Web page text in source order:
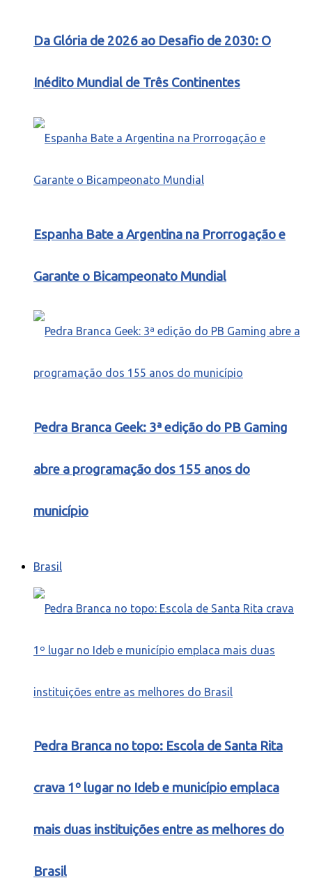
Da Glória de 2026 ao Desafio de 2030: O
Inédito Mundial de Três Continentes
Espanha Bate a Argentina na Prorrogação e
Garante o Bicampeonato Mundial
Pedra Branca Geek: 3ª edição do PB Gaming
abre a programação dos 155 anos do
município
Brasil
Pedra Branca no topo: Escola de Santa Rita
crava 1º lugar no Ideb e município emplaca
mais duas instituições entre as melhores do
Brasil